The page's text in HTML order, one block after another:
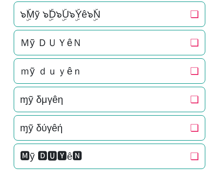
๖ۣۜMỹ ๖ۣۜD๖ۣۜU๖ۣۜYê๖ۣۜN ❏
Ｍỹ ＤＵＹêＮ ❏
ｍỹ ｄｕｙêｎ ❏
ɱỹ δμγêη ❏
ɱỹ δύγêή ❏
🅼ỹ 🅳🆄🆈ê🅽 ❏